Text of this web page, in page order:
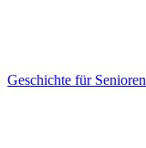
Geschichte für Senioren